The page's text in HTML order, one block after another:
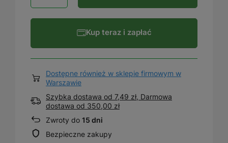
Kup teraz i zapłać
Dostępne również w sklepie firmowym w
Warszawie
Szybka dostawa od 7,49 zł, Darmowa
dostawa od 350,00 zł
Zwroty do 15 dni
Bezpieczne zakupy